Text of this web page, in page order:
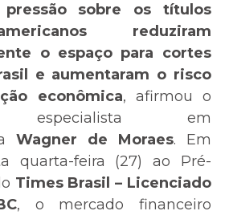
sobre os títulos
reduziram
o espaço para cortes
e aumentaram o risco
econômica, afirmou o
especialista em
Wagner de Moraes. Em
quarta-feira (27) ao Pré-
Times Brasil – Licenciado
, o mercado financeiro